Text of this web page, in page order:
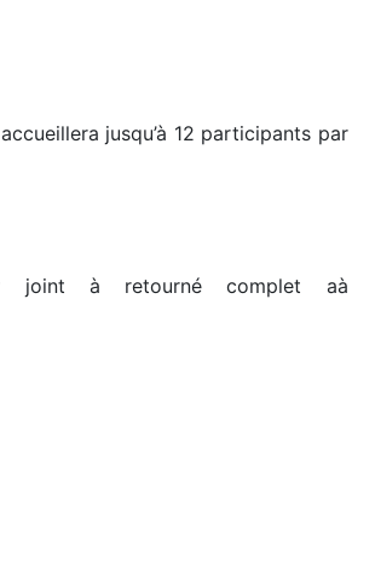
jusqu’à 12 participants par
joint à retourné complet aà